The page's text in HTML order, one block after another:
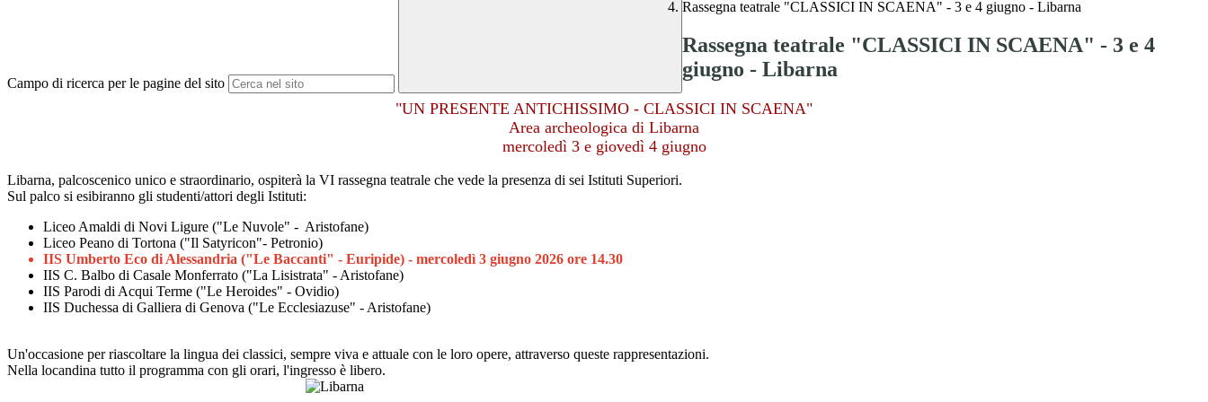
Campo di ricerca per le pagine del sito
Rassegna teatrale "CLASSICI IN SCAENA" - 3 e 4 giugno - Libarna
Rassegna teatrale "CLASSICI IN SCAENA" - 3 e 4
giugno - Libarna
"UN PRESENTE ANTICHISSIMO - CLASSICI IN SCAENA"
Area archeologica di Libarna
mercoledì 3 e giovedì 4 giugno
Libarna, palcoscenico unico e straordinario, ospiterà la VI rassegna teatrale che vede la presenza di sei Istituti Superiori.
Sul palco si esibiranno gli studenti/attori degli Istituti:
Liceo Amaldi di Novi Ligure ("Le Nuvole" - Aristofane)
Liceo Peano di Tortona ("Il Satyricon"- Petronio)
IIS Umberto Eco di Alessandria ("Le Baccanti" - Euripide) - mercoledì 3 giugno 2026 ore 14.30
IIS C. Balbo di Casale Monferrato ("La Lisistrata" - Aristofane)
IIS Parodi di Acqui Terme ("Le Heroides" - Ovidio)
IIS Duchessa di Galliera di Genova ("Le Ecclesiazuse" - Aristofane)
Un'occasione per riascoltare la lingua dei classici, sempre viva e attuale con le loro opere, attraverso queste rappresentazioni.
Nella locandina tutto il programma con gli orari, l'ingresso è libero.